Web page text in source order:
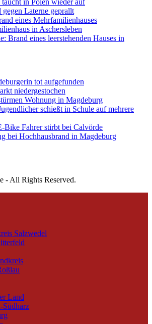
in Polen wieder auf
Laterne geprallt
eines Mehrfamilienhauses
in Aschersleben
Brand eines leerstehenden Hauses in
tot aufgefunden
niedergestochen
Wohnung in Magdeburg
schießt in Schule auf mehrere
Bike Fahrer stirbt bei Calvörde
bei Hochhausbrand in Magdeburg
- All Rights Reserved.
Salzwedel
Land
Südharz